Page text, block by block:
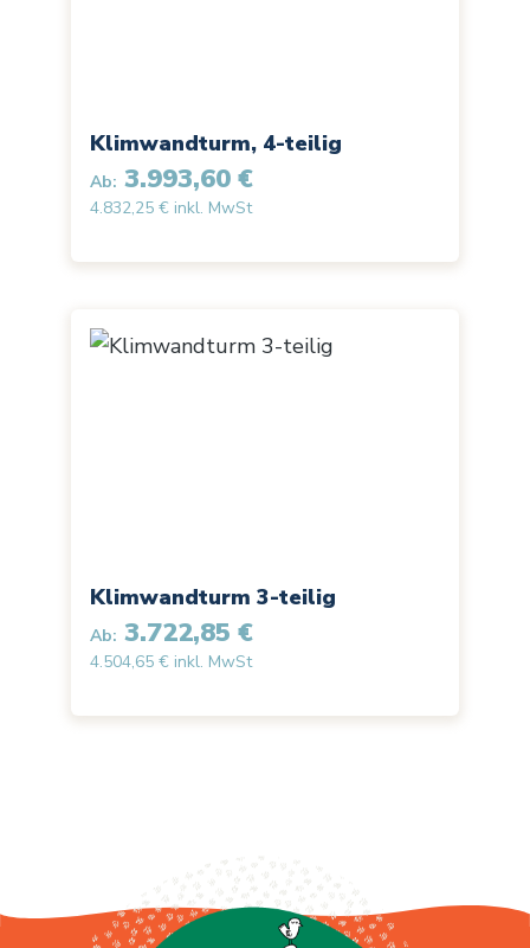
Klimwandturm, 4-teilig
Ab: 3.993,60 €
4.832,25 € inkl. MwSt
Klimwandturm 3-teilig
Ab: 3.722,85 €
4.504,65 € inkl. MwSt